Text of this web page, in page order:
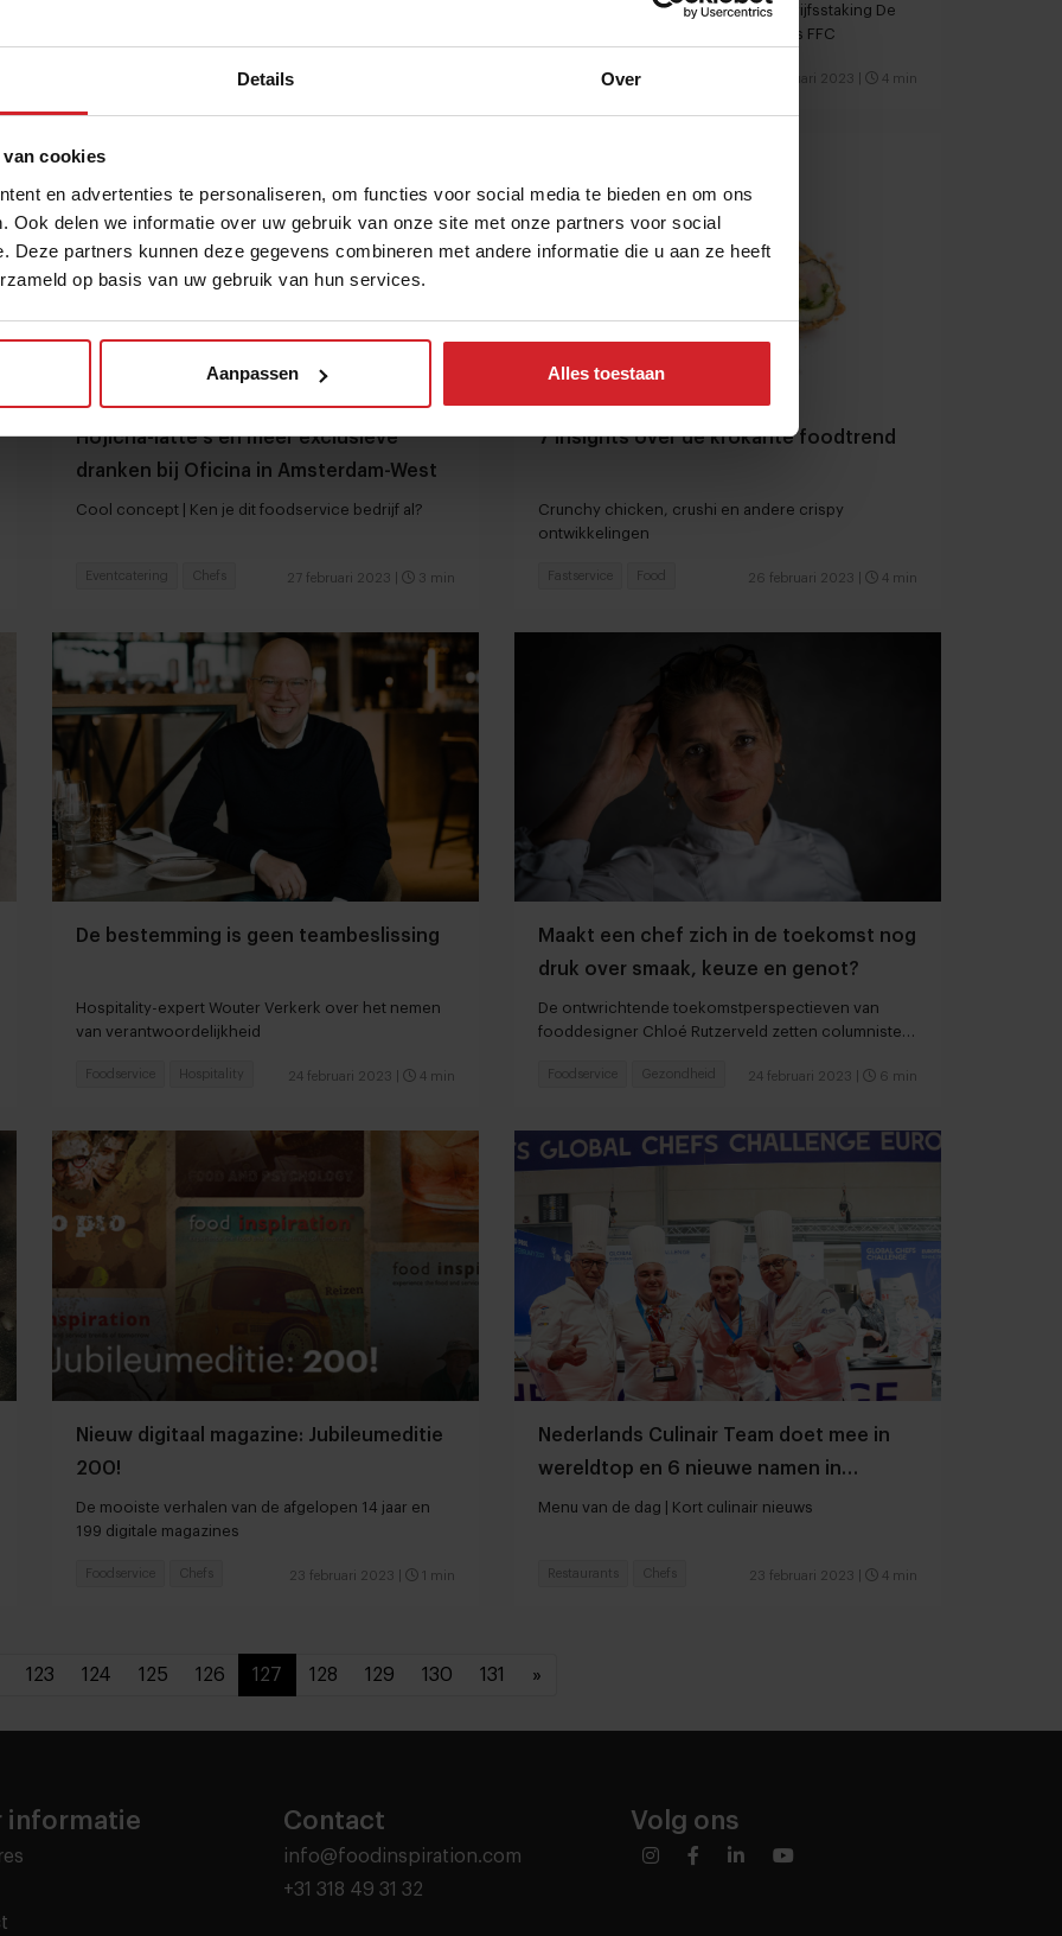
Details Over
cookies
en advertenties te personaliseren, om functies voor social media te bieden en om ons
Ook delen we informatie over uw gebruik van onze site met onze partners voor social
Deze partners kunnen deze gegevens combineren met andere informatie die u aan ze heeft
op basis van uw gebruik van hun services.
Aanpassen Alles toestaan
Duurzaamheid
Dit en ander zakennieuws over bedrijfsstaking De
Krekerij én co-store van formulehuis FFC
28 februari 2023 4 min
Foodservice
Hojicha-latte's en meer exclusieve
dranken bij Oficina in Amsterdam-West
Cool concept | Ken je dit foodservice bedrijf al?
27 februari 2023 3 min
Eventcatering Chefs
7 insights over de krokante foodtrend
Crunchy chicken, crushi en andere crispy
ontwikkelingen
26 februari 2023 4 min
Fastservice Food
De bestemming is geen teambeslissing
Hospitality-expert Wouter Verkerk over het nemen
van verantwoordelijkheid
24 februari 2023 4 min
Foodservice Hospitality
Maakt een chef zich in de toekomst nog
druk over smaak, keuze en genot?
De ontwrichtende toekomstperspectieven van
fooddesigner Chloé Rutzerveld zetten columniste
24 februari 2023 6 min
Foodservice Gezondheid
Nieuw digitaal magazine: Jubileumeditie
200!
De mooiste verhalen van de afgelopen 14 jaar en
199 digitale magazines
23 februari 2023 1 min
Foodservice Chefs
Nederlands Culinair Team doet mee in
wereldtop en 6 nieuwe namen in
Michelingids
Menu van de dag | Kort culinair nieuws
23 februari 2023 4 min
Restaurants Chefs
123 124 125 126 127 128 129 130 131 »
informatie Contact
info@foodinspiration.com
+31 318 49 31 32
Volg ons